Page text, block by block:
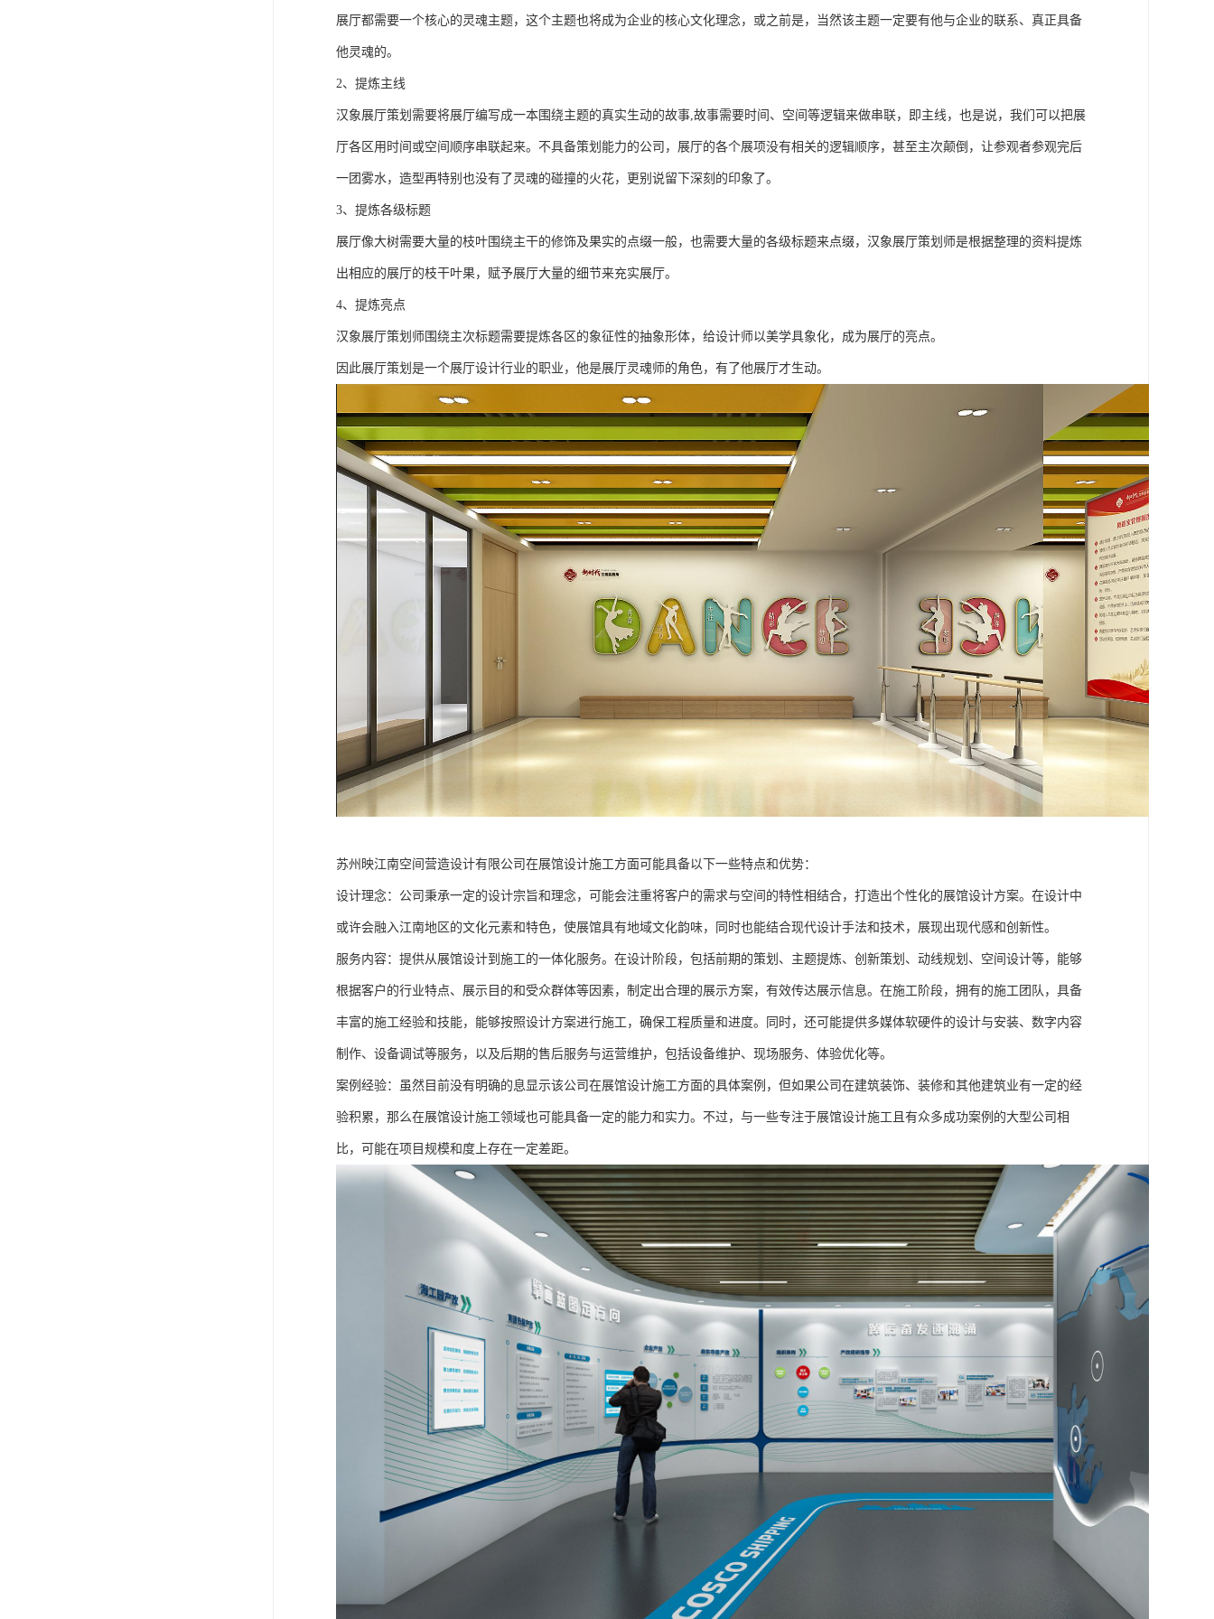
展厅都需要一个核心的灵魂主题，这个主题也将成为企业的核心文化理念，或之前是，当然该主题一定要有他与企业的联系、真正具备
他灵魂的。
2、提炼主线
汉象展厅策划需要将展厅编写成一本围绕主题的真实生动的故事,故事需要时间、空间等逻辑来做串联，即主线，也是说，我们可以把展
厅各区用时间或空间顺序串联起来。不具备策划能力的公司，展厅的各个展项没有相关的逻辑顺序，甚至主次颠倒，让参观者参观完后
一团雾水，造型再特别也没有了灵魂的碰撞的火花，更别说留下深刻的印象了。
3、提炼各级标题
展厅像大树需要大量的枝叶围绕主干的修饰及果实的点缀一般，也需要大量的各级标题来点缀，汉象展厅策划师是根据整理的资料提炼
出相应的展厅的枝干叶果，赋予展厅大量的细节来充实展厅。
4、提炼亮点
汉象展厅策划师围绕主次标题需要提炼各区的象征性的抽象形体，给设计师以美学具象化，成为展厅的亮点。
因此展厅策划是一个展厅设计行业的职业，他是展厅灵魂师的角色，有了他展厅才生动。
苏州映江南空间营造设计有限公司在展馆设计施工方面可能具备以下一些特点和优势：
设计理念：公司秉承一定的设计宗旨和理念，可能会注重将客户的需求与空间的特性相结合，打造出个性化的展馆设计方案。在设计中
或许会融入江南地区的文化元素和特色，使展馆具有地域文化韵味，同时也能结合现代设计手法和技术，展现出现代感和创新性。
服务内容：提供从展馆设计到施工的一体化服务。在设计阶段，包括前期的策划、主题提炼、创新策划、动线规划、空间设计等，能够
根据客户的行业特点、展示目的和受众群体等因素，制定出合理的展示方案，有效传达展示信息。在施工阶段，拥有的施工团队，具备
丰富的施工经验和技能，能够按照设计方案进行施工，确保工程质量和进度。同时，还可能提供多媒体软硬件的设计与安装、数字内容
制作、设备调试等服务，以及后期的售后服务与运营维护，包括设备维护、现场服务、体验优化等。
案例经验：虽然目前没有明确的息显示该公司在展馆设计施工方面的具体案例，但如果公司在建筑装饰、装修和其他建筑业有一定的经
验积累，那么在展馆设计施工领域也可能具备一定的能力和实力。不过，与一些专注于展馆设计施工且有众多成功案例的大型公司相
比，可能在项目规模和度上存在一定差距。